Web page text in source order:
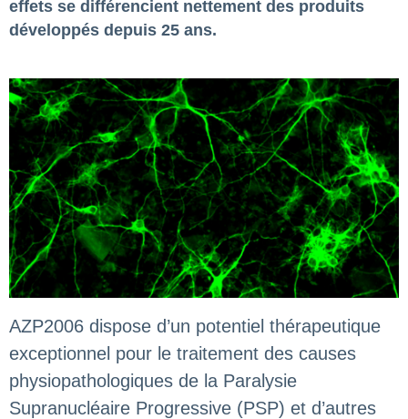
effets se différencient nettement des produits
développés depuis 25 ans.
AZP2006 dispose d’un potentiel thérapeutique
exceptionnel pour le traitement des causes
physiopathologiques de la Paralysie
Supranucléaire Progressive (PSP) et d’autres